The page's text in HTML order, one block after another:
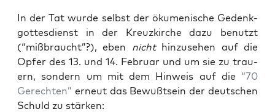
In der Tat wur­de selbst der öku­me­ni­sche Gedenk­
got­tes­dienst in der Kreuz­kir­che dazu benutzt
(“miß­braucht”?), eben nichthin­zu­se­hen auf die
Opfer des 13. und 14. Febru­ar und um sie zu trau­
ern, son­dern um mit dem Hin­weis auf die“70
Gerech­ten” erneut das Bewußt­sein der deut­schen
Schuld zu stärken: